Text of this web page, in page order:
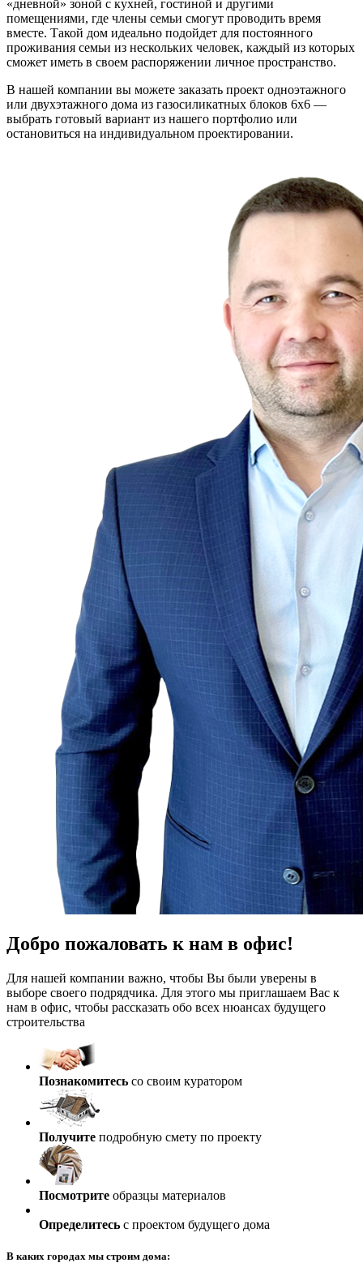
«дневной» зоной с кухней, гостиной и другими
помещениями, где члены семьи смогут проводить время
вместе. Такой дом идеально подойдет для постоянного
проживания семьи из нескольких человек, каждый из которых
сможет иметь в своем распоряжении личное пространство.
В нашей компании вы можете заказать проект одноэтажного
или двухэтажного дома из газосиликатных блоков 6х6 —
выбрать готовый вариант из нашего портфолио или
остановиться на индивидуальном проектировании.
Добро пожаловать к нам в офис!
Для нашей компании важно, чтобы Вы были уверены в
выборе своего подрядчика. Для этого мы приглашаем Вас к
нам в офис, чтобы рассказать обо всех нюансах будущего
строительства
Познакомитесь со своим куратором
Получите подробную смету по проекту
Посмотрите образцы материалов
Определитесь с проектом будущего дома
В каких городах мы строим дома: